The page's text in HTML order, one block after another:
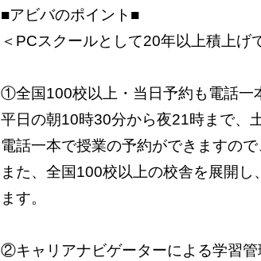
■アビバのポイント■
＜PCスクールとして20年以上積上げ
①全国100校以上・当日予約も電話一
平日の朝10時30分から夜21時まで、
電話一本で授業の予約ができますので
また、全国100校以上の校舎を展開
ます。
②キャリアナビゲーターによる学習管